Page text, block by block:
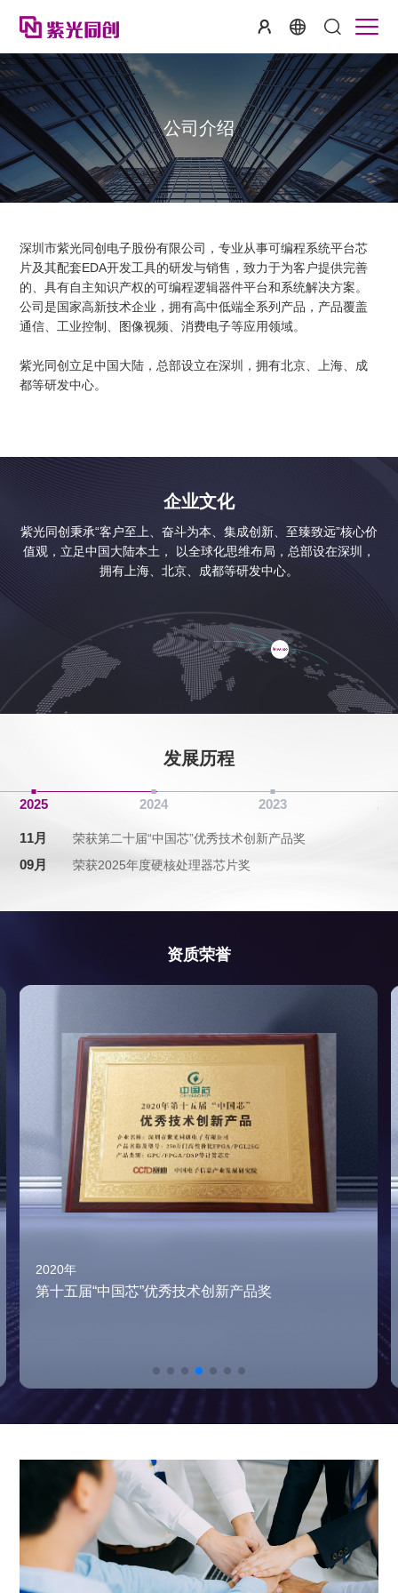
公司介绍
深圳市紫光同创电子股份有限公司，专业从事可编程系统平台芯
片及其配套EDA开发工具的研发与销售，致力于为客户提供完善
的、具有自主知识产权的可编程逻辑器件平台和系统解决方案。
公司是国家高新技术企业，拥有高中低端全系列产品，产品覆盖
通信、工业控制、图像视频、消费电子等应用领域。
紫光同创立足中国大陆，总部设立在深圳，拥有北京、上海、成
都等研发中心。
企业文化
紫光同创秉承“客户至上、奋斗为本、集成创新、至臻致远”核心价
值观，立足中国大陆本土， 以全球化思维布局，总部设在深圳，
拥有上海、北京、成都等研发中心。
发展历程
2025 2024 2023
11月 荣获第二十届“中国芯”优秀技术创新产品奖
09月 荣获2025年度硬核处理器芯片奖
1月
10月
07月
11月
06月
09月
11月
10月
12月
10月
10月
07月
10月
01月
11月
11月
11月
09月
02月
12月
资质荣誉
2020年
第十五届“中国芯”优秀技术创新产品奖